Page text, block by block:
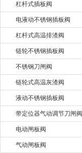
杠杆式插板阀
电液动不锈钢插板阀
杠杆式高温排渣阀
链轮不锈钢插板阀
不锈钢刀闸阀
链轮式高温灰渣阀
液动不锈钢插板阀
带定位器气动调节刀闸阀
电动闸板阀
气动闸板阀